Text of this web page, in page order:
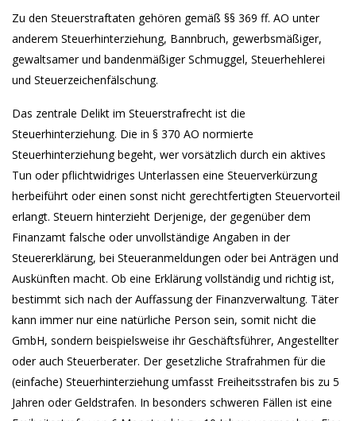
Zu den Steuerstraftaten gehören gemäß §§ 369 ff. AO unter
anderem Steuerhinterziehung, Bannbruch, gewerbsmäßiger,
gewaltsamer und bandenmäßiger Schmuggel, Steuerhehlerei
und Steuerzeichenfälschung.
Das zentrale Delikt im Steuerstrafrecht ist die
Steuerhinterziehung. Die in § 370 AO normierte
Steuerhinterziehung begeht, wer vorsätzlich durch ein aktives
Tun oder pflichtwidriges Unterlassen eine Steuerverkürzung
herbeiführt oder einen sonst nicht gerechtfertigten Steuervorteil
erlangt. Steuern hinterzieht Derjenige, der gegenüber dem
Finanzamt falsche oder unvollständige Angaben in der
Steuererklärung, bei Steueranmeldungen oder bei Anträgen und
Auskünften macht. Ob eine Erklärung vollständig und richtig ist,
bestimmt sich nach der Auffassung der Finanzverwaltung. Täter
kann immer nur eine natürliche Person sein, somit nicht die
GmbH, sondern beispielsweise ihr Geschäftsführer, Angestellter
oder auch Steuerberater. Der gesetzliche Strafrahmen für die
(einfache) Steuerhinterziehung umfasst Freiheitsstrafen bis zu 5
Jahren oder Geldstrafen. In besonders schweren Fällen ist eine